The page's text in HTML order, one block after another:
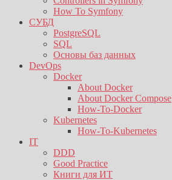
How To Symfony
СУБД
PostgreSQL
SQL
Основы баз данных
DevOps
Docker
About Docker
About Docker Compose
How-To-Docker
Kubernetes
How-To-Kubernetes
IT
DDD
Good Practice
Книги для ИТ